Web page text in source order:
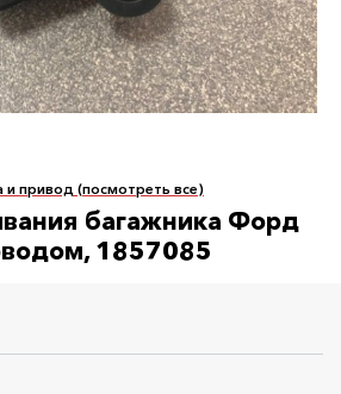
и привод (посмотреть все)
багажника Форд
1857085